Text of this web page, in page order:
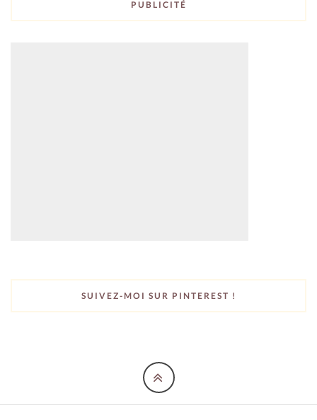
PUBLICITÉ
SUIVEZ-MOI SUR PINTEREST !